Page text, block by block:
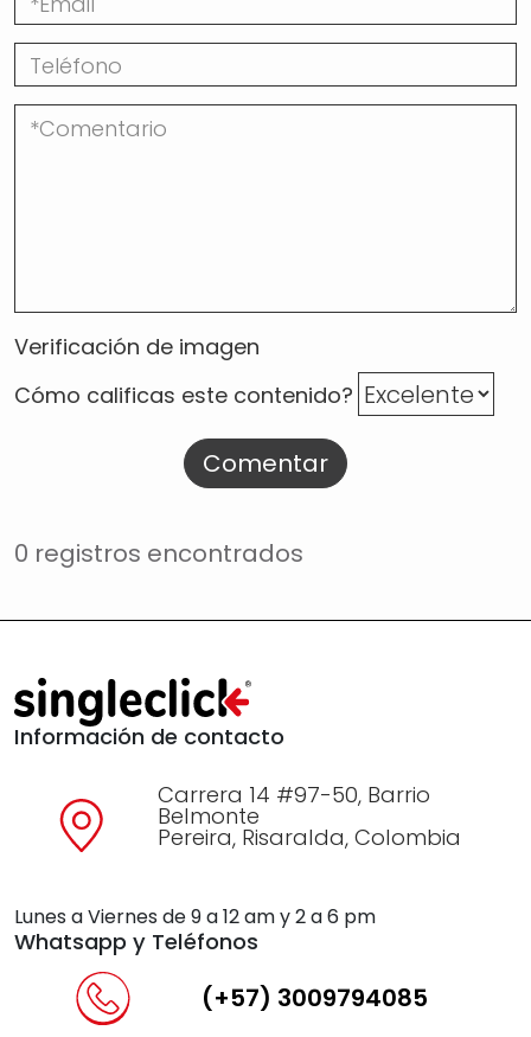
Verificación de imagen
Cómo calificas este contenido?
Comentar
0 registros encontrados
Información de contacto
Carrera 14 #97-50, Barrio
Belmonte
Pereira, Risaralda, Colombia
Lunes a Viernes de 9 a 12 am y 2 a 6 pm
Whatsapp y Teléfonos
(+57) 3009794085